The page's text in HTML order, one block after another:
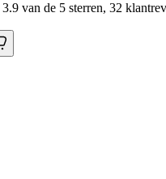
van de 5 sterren, 32